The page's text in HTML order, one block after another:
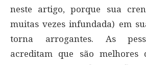
neste artigo, porque sua
muitas vezes infundada) em
torna arrogantes. As
acreditam que são melhores